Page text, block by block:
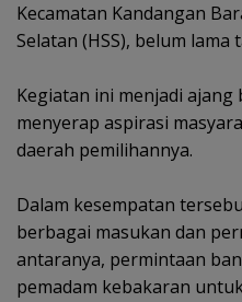
Kecamatan Kandangan
Selatan (HSS), belum lama
‎Kegiatan ini menjadi
menyerap aspirasi
daerah pemilihannya.
‎Dalam kesempatan
berbagai masukan dan
antaranya, permintaan
pemadam kebakaran